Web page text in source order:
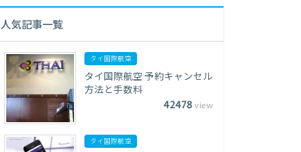
人気記事一覧
タイ国際航空
タイ国際航空 予約キャンセル
方法と手数料
42478view
タイ国際航空